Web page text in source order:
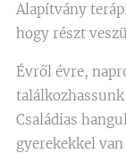
Alapítvány
hogy részt
Évről évre,
Családias
gyerekekkel